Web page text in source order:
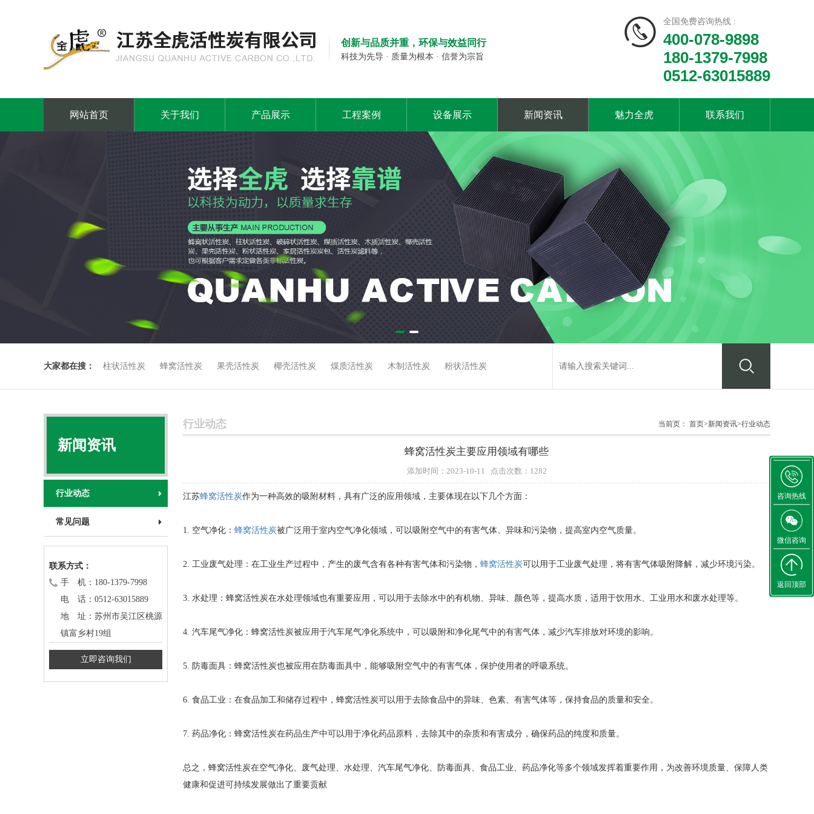
创新与品质并重，环保与效益同行
科技为先导 · 质量为根本 · 信誉为宗旨
全国免费咨询热线 :
400-078-9898
180-1379-7998
0512-63015889
网站首页 关于我们 产品展示 工程案例 设备展示 新闻资讯 魅力全虎 联系我们
大家都在搜： 柱状活性炭 蜂窝活性炭 果壳活性炭 椰壳活性炭 煤质活性炭 木制活性炭 粉状活性炭
新闻资讯
行业动态
常见问题
联系方式：
手 机：180-1379-7998
电 话：0512-63015889
地 址：苏州市吴江区桃源
镇富乡村19组
立即咨询我们
行业动态 当前页： 首页>新闻资讯>行业动态
蜂窝活性炭主要应用领域有哪些
添加时间：2023-10-11 点击次数：1282
江苏蜂窝活性炭作为一种高效的吸附材料，具有广泛的应用领域，主要体现在以下几个方面：
1. 空气净化： 蜂窝活性炭被广泛用于室内空气净化领域，可以吸附空气中的有害气体、异味和污染物，提高室内空气质量。
2. 工业废气处理：在工业生产过程中，产生的废气含有各种有害气体和污染物， 蜂窝活性炭可以用于工业废气处理，将有害气体吸附降解，减少环境污染。
3. 水处理：蜂窝活性炭在水处理领域也有重要应用，可以用于去除水中的有机物、异味、颜色等，提高水质，适用于饮用水、工业用水和废水处理等。
4. 汽车尾气净化：蜂窝活性炭被应用于汽车尾气净化系统中，可以吸附和净化尾气中的有害气体，减少汽车排放对环境的影响。
5. 防毒面具：蜂窝活性炭也被应用在防毒面具中，能够吸附空气中的有害气体，保护使用者的呼吸系统。
6. 食品工业：在食品加工和储存过程中，蜂窝活性炭可以用于去除食品中的异味、色素、有害气体等，保持食品的质量和安全。
7. 药品净化：蜂窝活性炭在药品生产中可以用于净化药品原料，去除其中的杂质和有害成分，确保药品的纯度和质量。
总之，蜂窝活性炭在空气净化、废气处理、水处理、汽车尾气净化、防毒面具、食品工业、药品净化等多个领域发挥着重要作用，为改善环境质量、保障人类
健康和促进可持续发展做出了重要贡献
咨询热线
微信咨询
返回顶部